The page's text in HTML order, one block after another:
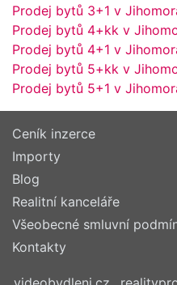
Prodej bytů 3+1 v
Prodej bytů 4+kk v
Prodej bytů 4+1 v
Prodej bytů 5+kk v
Prodej bytů 5+1 v
Ceník inzerce
Importy
Blog
Realitní kanceláře
Všeobecné smluvní
Kontakty